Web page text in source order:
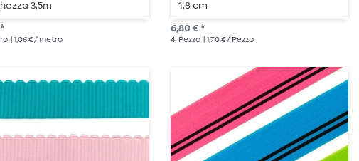
3,5m
| 1,06 € / metro
1,8 cm
6,80 € *
4 Pezzo | 1,70 € / Pezzo